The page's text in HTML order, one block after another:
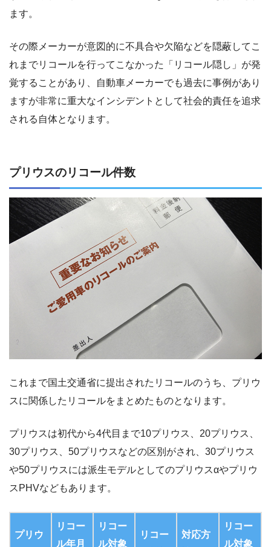
ます。
その際メーカーが意図的に不具合や欠陥などを隠蔽してこ
れまでリコールを行ってこなかった「リコール隠し」が発
覚することがあり、自動車メーカーでも過去に事例があり
ますが非常に重大なインシデントとして社会的責任を追求
される自体となります。
プリウスのリコール件数
これまで国土交通省に提出されたリコールのうち、プリウ
スに関係したリコールをまとめたものとなります。
プリウスは初代から4代目まで10プリウス、20プリウス、
30プリウス、50プリウスなどの区別がされ、30プリウス
や50プリウスには派生モデルとしてのプリウスαやプリウ
スPHVなどもあります。
プリウ
リコー
ル年月
リコー
ル対象
リコー
対応方
リコー
ル対象